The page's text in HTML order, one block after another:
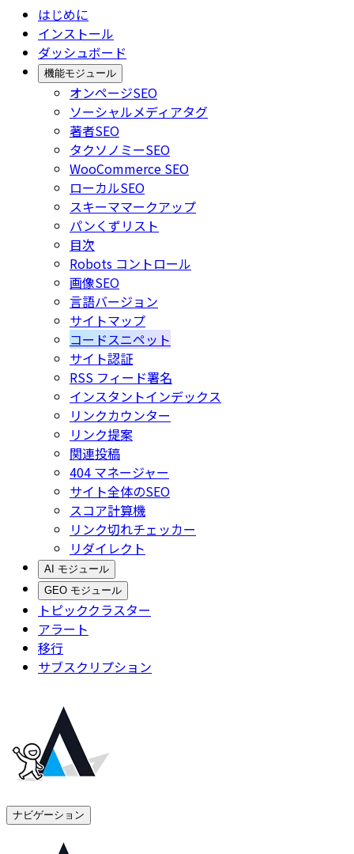
はじめに
インストール
ダッシュボード
機能モジュール
オンページSEO
ソーシャルメディアタグ
著者SEO
タクソノミーSEO
WooCommerce SEO
ローカルSEO
スキーママークアップ
パンくずリスト
目次
Robots コントロール
画像SEO
言語バージョン
サイトマップ
コードスニペット
サイト認証
RSS フィード署名
インスタントインデックス
リンクカウンター
リンク提案
関連投稿
404 マネージャー
サイト全体のSEO
スコア計算機
リンク切れチェッカー
リダイレクト
AI モジュール
GEO モジュール
トピッククラスター
アラート
移行
サブスクリプション
ナビゲーション